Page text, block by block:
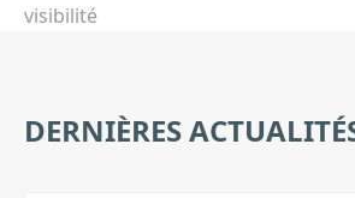
visibilité
DERNIÈRES